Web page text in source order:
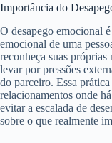
Importância do
O desapego emocional
emocional de uma
reconheça suas próprias
levar por pressões
do parceiro. Essa
relacionamentos onde
evitar a escalada de
sobre o que realmente